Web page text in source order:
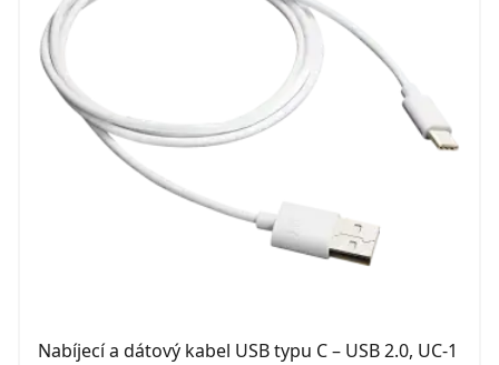
Nabíjecí a dátový kabel USB typu C – USB 2.0, UC-1